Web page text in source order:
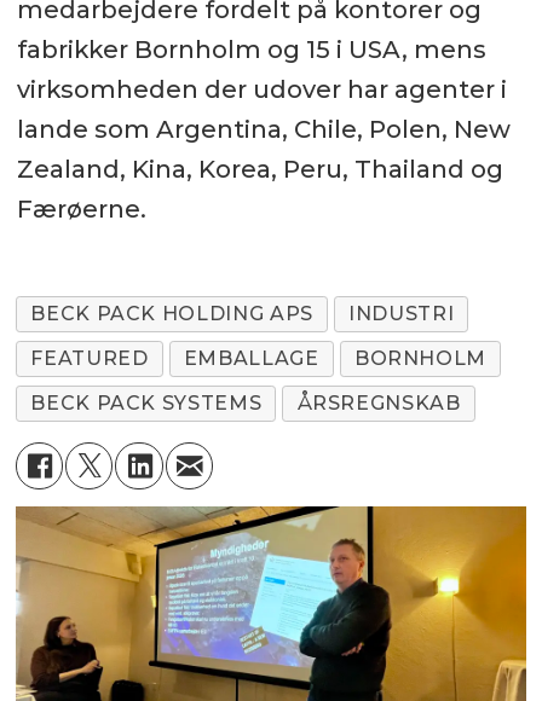
medarbejdere fordelt på kontorer og
fabrikker Bornholm og 15 i USA, mens
virksomheden der udover har agenter i
lande som Argentina, Chile, Polen, New
Zealand, Kina, Korea, Peru, Thailand og
Færøerne.
BECK PACK HOLDING APS
INDUSTRI
FEATURED
EMBALLAGE
BORNHOLM
BECK PACK SYSTEMS
ÅRSREGNSKAB